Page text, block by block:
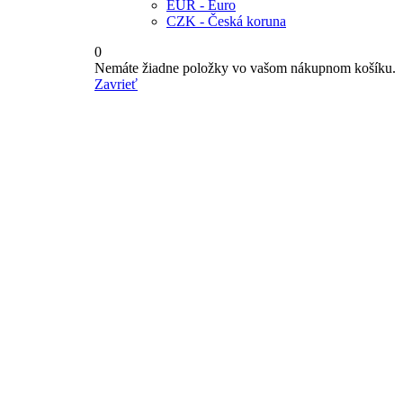
EUR - Euro
CZK - Česká koruna
0
Nemáte žiadne položky vo vašom nákupnom košíku.
Zavrieť